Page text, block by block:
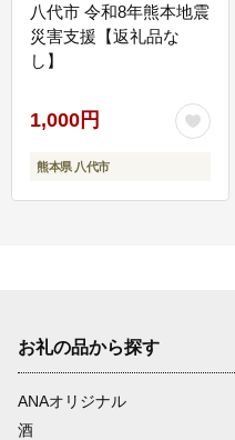
八代市 令和8年熊本地震
災害支援【返礼品な
し】
1,000円
熊本県 八代市
お礼の品から探す
ANAオリジナル
酒